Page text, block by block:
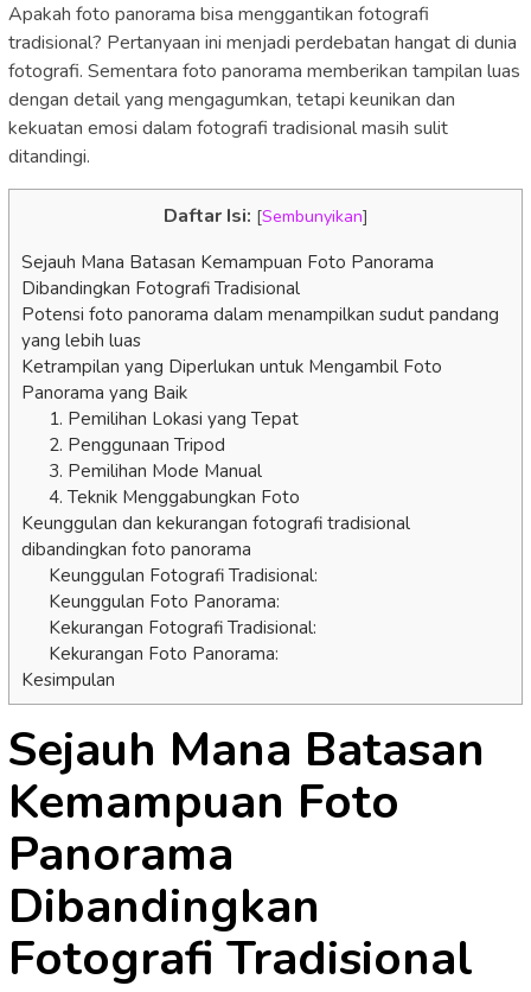
Apakah foto panorama bisa menggantikan fotografi
tradisional? Pertanyaan ini menjadi perdebatan hangat di dunia
fotografi. Sementara foto panorama memberikan tampilan luas
dengan detail yang mengagumkan, tetapi keunikan dan
kekuatan emosi dalam fotografi tradisional masih sulit
ditandingi.
Daftar Isi: [Sembunyikan]
Sejauh Mana Batasan Kemampuan Foto Panorama
Dibandingkan Fotografi Tradisional
Potensi foto panorama dalam menampilkan sudut pandang
yang lebih luas
Ketrampilan yang Diperlukan untuk Mengambil Foto
Panorama yang Baik
1. Pemilihan Lokasi yang Tepat
2. Penggunaan Tripod
3. Pemilihan Mode Manual
4. Teknik Menggabungkan Foto
Keunggulan dan kekurangan fotografi tradisional
dibandingkan foto panorama
Keunggulan Fotografi Tradisional:
Keunggulan Foto Panorama:
Kekurangan Fotografi Tradisional:
Kekurangan Foto Panorama:
Kesimpulan
Sejauh Mana Batasan
Kemampuan Foto
Panorama
Dibandingkan
Fotografi Tradisional